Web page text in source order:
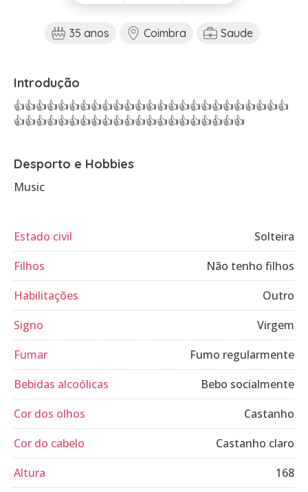
35 anos Coimbra Saude
Introdução
👍👍👍👍👍👍👍👍👍👍👍👍👍👍👍👍👍👍👍👍👍👍👍👍👍
👍👍👍👍👍👍👍👍👍👍👍👍👍👍👍👍👍👍👍👍👍
Desporto e Hobbies
Music
Estado civil
Solteira
Filhos
Não tenho filhos
Habilitações
Outro
Signo
Virgem
Fumar
Fumo regularmente
Bebidas alcoólicas
Bebo socialmente
Cor dos olhos
Castanho
Cor do cabelo
Castanho claro
Altura
168